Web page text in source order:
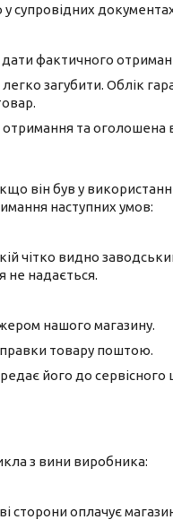
супровідних
фактичного
загубити. Облік
та оголошена
він був у
наступних умов:
чітко видно
не надається.
нашого магазину.
товару поштою.
його до сервісного
з вини виробника:
сторони оплачує